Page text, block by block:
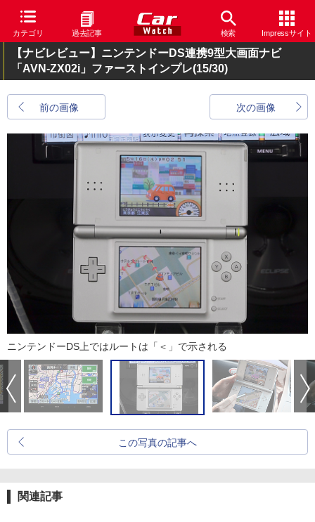
カテゴリ 過去記事 検索 Impressサイト
【ナビレビュー】ニンテンドーDS連携9型大画面ナビ
「AVN-ZX02i」ファーストインプレ(15/30)
前の画像 次の画像
ニンテンドーDS上ではルートは「＜」で示される
この写真の記事へ
関連記事